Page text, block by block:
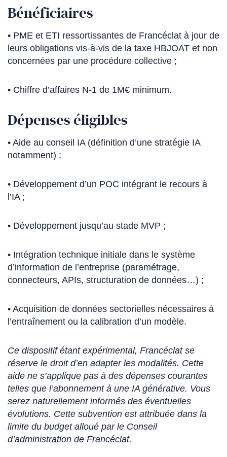
Bénéficiaires
• PME et ETI ressortissantes de Francéclat à jour de
leurs obligations vis-à-vis de la taxe HBJOAT et non
concernées par une procédure collective ;
• Chiffre d’affaires N-1 de 1M€ minimum.
Dépenses éligibles
• Aide au conseil IA (définition d’une stratégie IA
notamment) ;
• Développement d’un POC intégrant le recours à
l’IA ;
• Développement jusqu’au stade MVP ;
• Intégration technique initiale dans le système
d’information de l’entreprise (paramétrage,
connecteurs, APIs, structuration de données…) ;
• Acquisition de données sectorielles nécessaires à
l’entraînement ou la calibration d’un modèle.
Ce dispositif étant expérimental, Francéclat se
réserve le droit d’en adapter les modalités. Cette
aide ne s’applique pas à des dépenses courantes
telles que l’abonnement à une IA générative. Vous
serez naturellement informés des éventuelles
évolutions. Cette subvention est attribuée dans la
limite du budget alloué par le Conseil
d’administration de Francéclat.